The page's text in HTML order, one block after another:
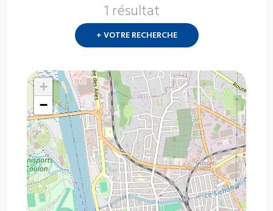
1 résultat
+ VOTRE RECHERCHE
+
−